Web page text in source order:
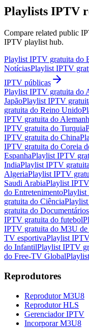
Playlists IPTV
Compare related public
IPTV playlist hub.
Playlist IPTV gratuita do
NotíciasPlaylist IPTV
IPTV públicas
Playlist IPTV gratuita do
JapãoPlaylist IPTV
gratuita do Reino Unido
IPTV gratuita do
IPTV gratuita do Turquia
IPTV gratuita do China
IPTV gratuita do Coreia
EspanhaPlaylist IPTV
IndiaPlaylist IPTV
AlgeriaPlaylist IPTV
Saudi ArabiaPlaylist
do EntretenimentoPlaylist
gratuita do Ciência
gratuita do Documentários
IPTV gratuita do futebol
IPTV gratuita do M3U de
TV esportivaPlaylist
do InfantilPlaylist IPTV
do Free-TV Global
Reprodutores
Reprodutor M3U8
Reprodutor HLS
Gerenciador IPTV
Incorporar M3U8